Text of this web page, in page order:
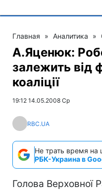
Главная » Аналитика »
А.Яценюк:
залежить від
коаліції
19:12 14.05.2008 Ср
RBC.UA
Не трать время на
РБК-Украина в
Голова Верховної